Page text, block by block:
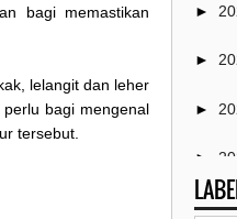
bagi memastikan
lelangit dan leher
perlu bagi mengenal
tersebut.
►
►
►
►
►